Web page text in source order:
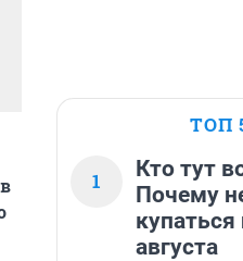
ТОП
1
Кто тут
Почему
купаться
августа